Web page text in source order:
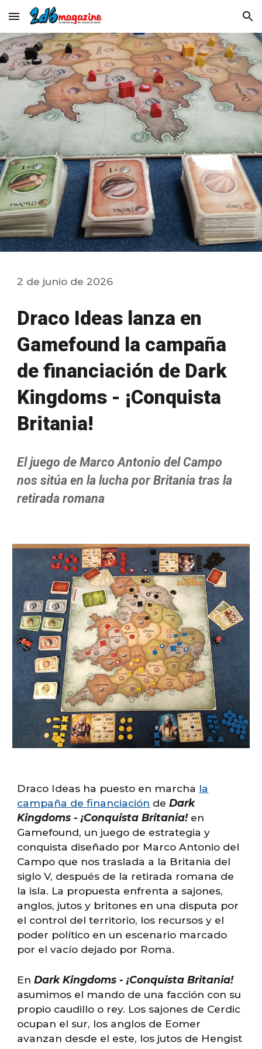
Skip to main content Skip to navigation
2 de junio de 2026
Draco Ideas lanza en
Gamefound la campaña
de financiación de Dark
Kingdoms - ¡Conquista
Britania!
El juego de Marco Antonio del Campo
nos sitúa en la lucha por Britania tras la
retirada romana
Draco Ideas ha puesto en marcha la
campaña de financiación deDark
Kingdoms - ¡Conquista Britania!en
Gamefound, un juego de estrategia y
conquista diseñado por Marco Antonio del
Campo que nos traslada a la Britania del
siglo V, después de la retirada romana de
la isla. La propuesta enfrenta a sajones,
anglos, jutos y britones en una disputa por
el control del territorio, los recursos y el
poder político en un escenario marcado
por el vacío dejado por Roma.
En Dark Kingdoms - ¡Conquista Britania!
asumimos el mando de una facción con su
propio caudillo o rey. Los sajones de Cerdic
ocupan el sur, los anglos de Eomer
avanzan desde el este, los jutos de Hengist